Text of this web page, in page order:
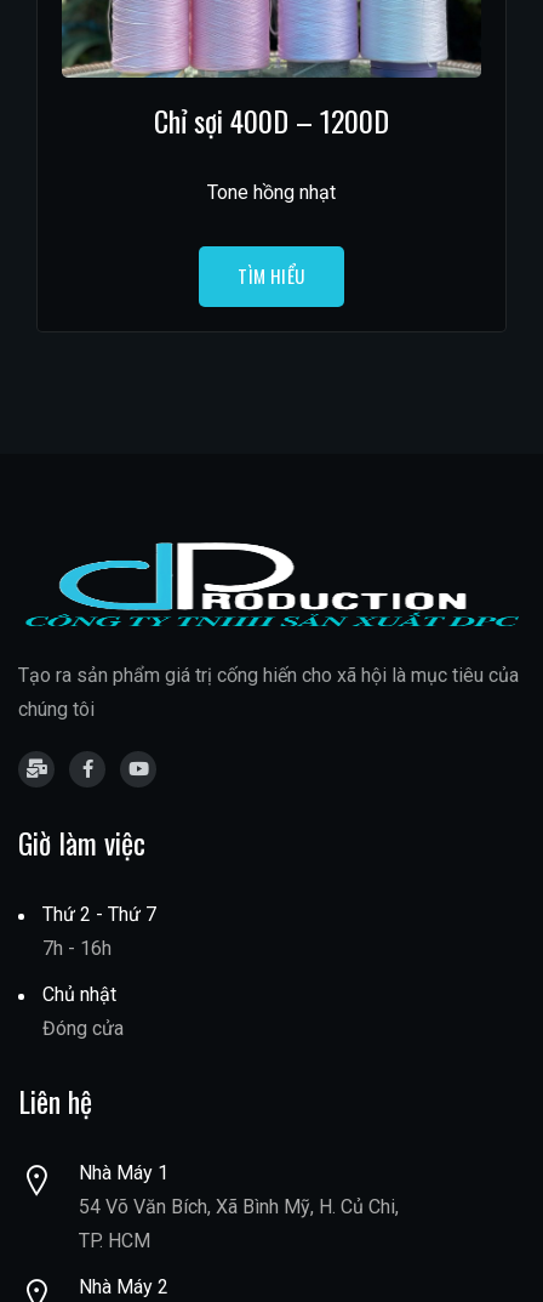
Chỉ sợi 400D – 1200D
Tone hồng nhạt
TÌM HIỂU
Tạo ra sản phẩm giá trị cống hiến cho xã hội là mục tiêu của
chúng tôi
Giờ làm việc
Thứ 2 - Thứ 7
7h - 16h
Chủ nhật
Đóng cửa
Liên hệ
Nhà Máy 1
54 Võ Văn Bích, Xã Bình Mỹ, H. Củ Chi,
TP. HCM
Nhà Máy 2